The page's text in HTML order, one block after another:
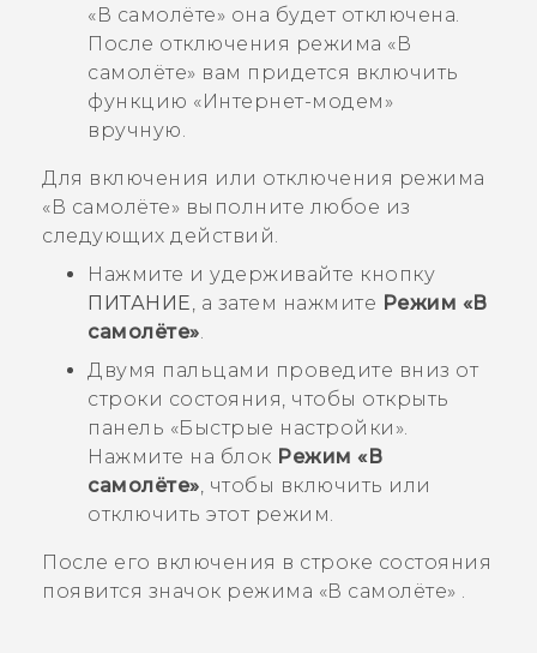
«В самолёте» она будет отключена.
После отключения режима «В
самолёте» вам придется включить
функцию «Интернет-модем»
вручную.
Для включения или отключения режима
«В самолёте» выполните любое из
следующих действий.
Нажмите и удерживайте кнопку
ПИТАНИЕ, а затем нажмите Режим «В
самолёте».
Двумя пальцами проведите вниз от
строки состояния, чтобы открыть
панель «Быстрые настройки».
Нажмите на блок Режим «В
самолёте», чтобы включить или
отключить этот режим.
После его включения в строке состояния
появится значок режима «В самолёте» .